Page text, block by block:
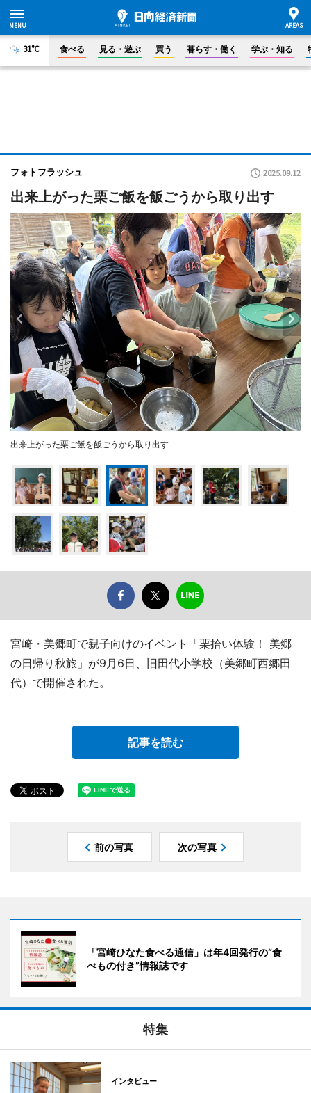
31°C 食べる 見る・遊ぶ 買う 暮らす・働く 学ぶ・知る
フォトフラッシュ 2025.09.12
出来上がった栗ご飯を飯ごうから取り出す
出来上がった栗ご飯を飯ごうから取り出す
宮崎・美郷町で親子向けのイベント「栗拾い体験！ 美郷
の日帰り秋旅」が9月6日、旧田代小学校（美郷町西郷田
代）で開催された。
記事を読む
前の写真 次の写真
「宮崎ひなた食べる通信」は年4回発行の“食
べもの付き”情報誌です
特集
インタビュー